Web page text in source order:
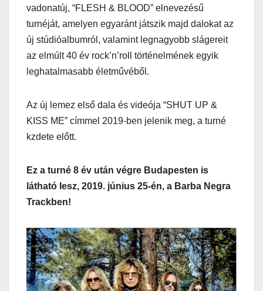
vadonatúj, “FLESH & BLOOD” elnevezésű
turnéját, amelyen egyaránt játszik majd dalokat az
új stúdióalbumról, valamint legnagyobb slágereit
az elmúlt 40 év rock’n’roll történelmének egyik
leghatalmasabb életművéből.
Az új lemez első dala és videója “SHUT UP &
KISS ME” címmel 2019-ben jelenik meg, a turné
kzdete előtt.
Ez a turné 8 év után végre Budapesten is
látható lesz, 2019. június 25-én, a Barba Negra
Trackben!